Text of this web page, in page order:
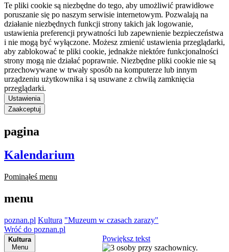
Te pliki cookie są niezbędne do tego, aby umożliwić prawidłowe
poruszanie się po naszym serwisie internetowym. Pozwalają na
działanie niezbędnych funkcji strony takich jak logowanie,
ustawienia preferencji prywatności lub zapewnienie bezpieczeństwa
i nie mogą być wyłączone. Możesz zmienić ustawienia przeglądarki,
aby zablokować te pliki cookie, jednakże niektóre funkcjonalności
strony mogą nie działać poprawnie. Niezbędne pliki cookie nie są
przechowywane w trwały sposób na komputerze lub innym
urządzeniu użytkownika i są usuwane z chwilą zamknięcia
przeglądarki.
Ustawienia
Zaakceptuj
pagina
Kalendarium
Pominąłeś menu
menu
poznan.pl Kultura "Muzeum w czasach zarazy"
Wróć do poznan.pl
Kultura
Menu
Powiększ tekst